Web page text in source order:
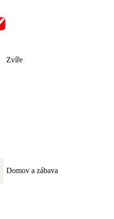
Zvíře
Domov a zábava